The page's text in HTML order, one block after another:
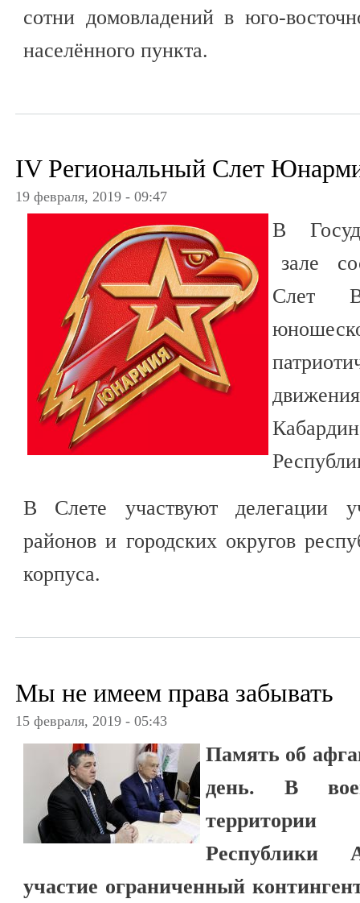
сотни домовладений в юго-
населённого пункта.
IV Региональный Слет
19 февраля, 2019 - 09:47
В
зале
Слет
В Слете участвуют делегации
районов и городских округов
корпуса.
Мы не имеем права забывать
15 февраля, 2019 - 05:43
Память об
день. В
Республики
участие ограниченный